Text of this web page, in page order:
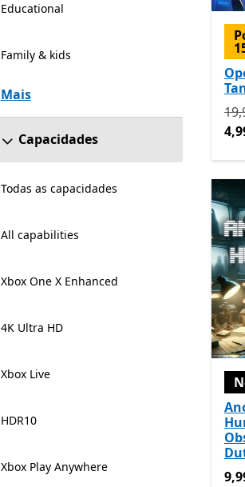
Educational
Family & kids
Mais
Capacidades
Todas as capacidades
All capabilities
Xbox One X Enhanced
4K Ultra HD
Xbox Live
HDR10
Xbox Play Anywhere